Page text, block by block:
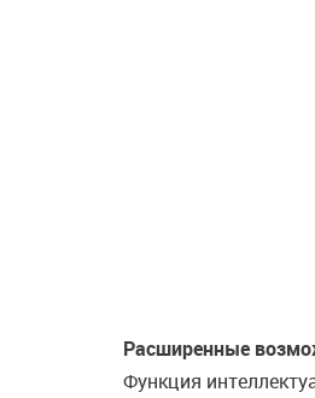
Расширенные
Функция